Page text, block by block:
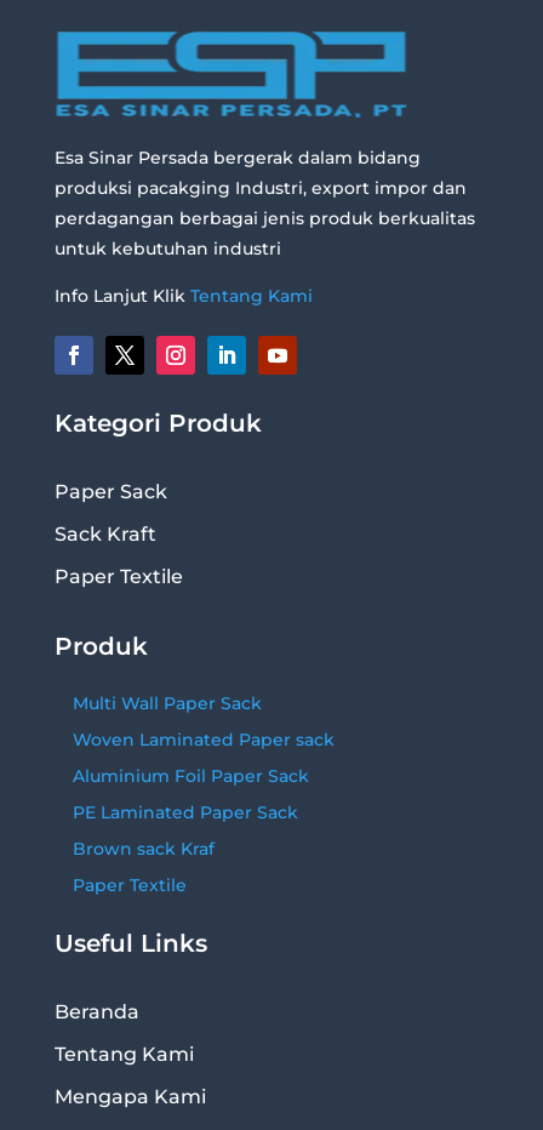
Esa Sinar Persada bergerak dalam bidang
produksi pacakging Industri, export impor dan
perdagangan berbagai jenis produk berkualitas
untuk kebutuhan industri
Info Lanjut Klik Tentang Kami
Kategori Produk
Paper Sack
Sack Kraft
Paper Textile
Produk
Multi Wall Paper Sack
Woven Laminated Paper sack
Aluminium Foil Paper Sack
PE Laminated Paper Sack
Brown sack Kraf
Paper Textile
Useful Links
Beranda
Tentang Kami
Mengapa Kami